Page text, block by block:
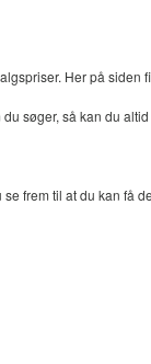
Her på siden
søger, så kan du
frem til at du kan få